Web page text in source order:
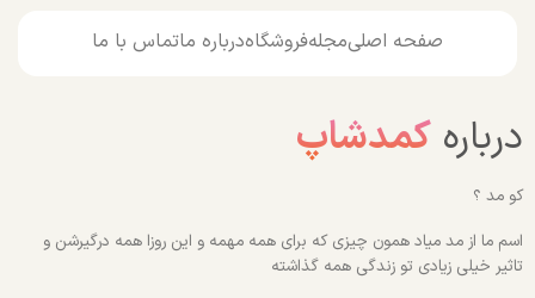
صفحه اصلیمجلهفروشگاهدرباره ماتماس با ما
درباره کمدشاپ
کو مد ؟
اسم ما از مد میاد همون چیزی که برای همه مهمه و این روزا همه درگیرشن و
تاثیر خیلی زیادی تو زندگی همه گذاشته